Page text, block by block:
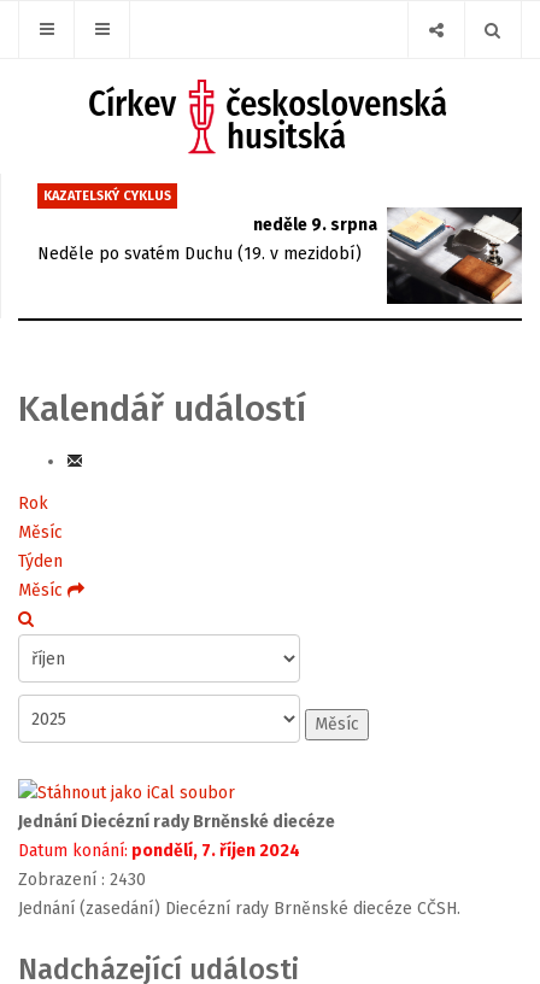
KAZATELSKÝ CYKLUS
neděle 9. srpna
Neděle po svatém Duchu (19. v mezidobí)
Kalendář událostí
Rok
Měsíc
Týden
Měsíc
Měsíc
Jednání Diecézní rady Brněnské diecéze
Datum konání: pondělí, 7. říjen 2024
Zobrazení : 2430
Jednání (zasedání) Diecézní rady Brněnské diecéze CČSH.
Nadcházející události